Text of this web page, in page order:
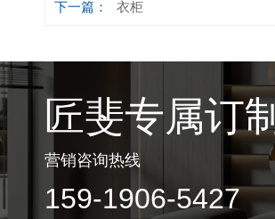
下一篇： 衣柜
匠斐专属订制
营销咨询热线
159-1906-5427